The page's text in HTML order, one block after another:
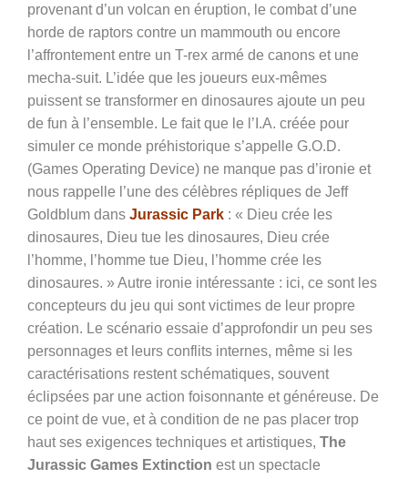
provenant d’un volcan en éruption, le combat d’une
horde de raptors contre un mammouth ou encore
l’affrontement entre un T-rex armé de canons et une
mecha-suit. L’idée que les joueurs eux-mêmes
puissent se transformer en dinosaures ajoute un peu
de fun à l’ensemble. Le fait que le l’I.A. créée pour
simuler ce monde préhistorique s’appelle G.O.D.
(Games Operating Device) ne manque pas d’ironie et
nous rappelle l’une des célèbres répliques de Jeff
Goldblum dans Jurassic Park : « Dieu crée les
dinosaures, Dieu tue les dinosaures, Dieu crée
l’homme, l’homme tue Dieu, l’homme crée les
dinosaures. » Autre ironie intéressante : ici, ce sont les
concepteurs du jeu qui sont victimes de leur propre
création. Le scénario essaie d’approfondir un peu ses
personnages et leurs conflits internes, même si les
caractérisations restent schématiques, souvent
éclipsées par une action foisonnante et généreuse. De
ce point de vue, et à condition de ne pas placer trop
haut ses exigences techniques et artistiques, The
Jurassic Games Extinction est un spectacle